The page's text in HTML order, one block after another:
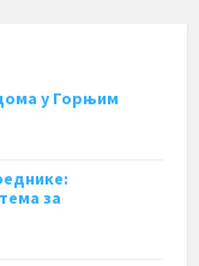
у Горњим
за